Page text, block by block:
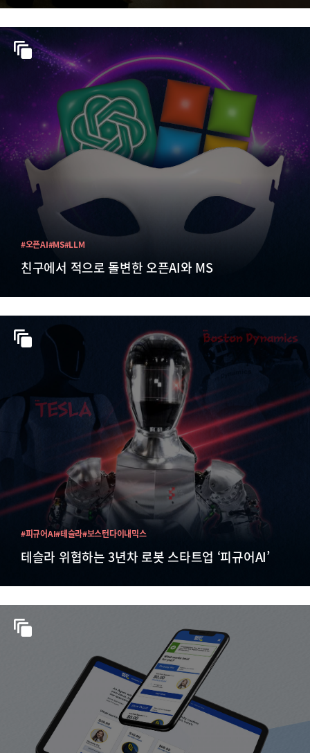
친구에서 적으로 돌변한 오픈AI와 MS
#오픈AI#MS#LLM
테슬라 위협하는 3년차 로봇 스타트업 ‘피규어AI’
#피규어AI#테슬라#보스턴다이내믹스